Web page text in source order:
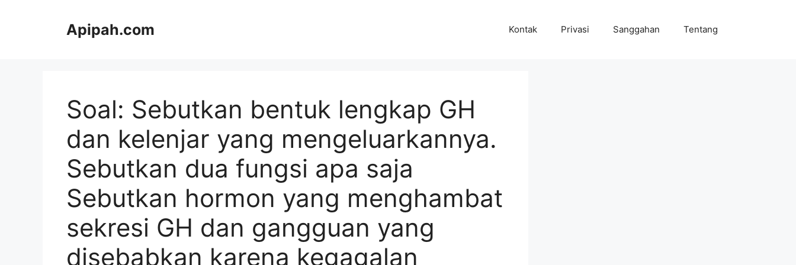
Apipah.com Kontak Privasi Sanggahan Tentang
Soal: Sebutkan bentuk lengkap GH
dan kelenjar yang mengeluarkannya.
Sebutkan dua fungsi apa saja
Sebutkan hormon yang menghambat
sekresi GH dan gangguan yang
disebabkan karena kegagalan